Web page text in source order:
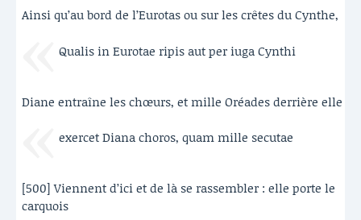
Ainsi qu’au bord de l’Eurotas ou sur les crêtes du Cynthe,
Qualis in Eurotae ripis aut per iuga Cynthi
Diane entraîne les chœurs, et mille Oréades derrière elle
exercet Diana choros, quam mille secutae
[500] Viennent d’ici et de là se rassembler : elle porte le
carquois